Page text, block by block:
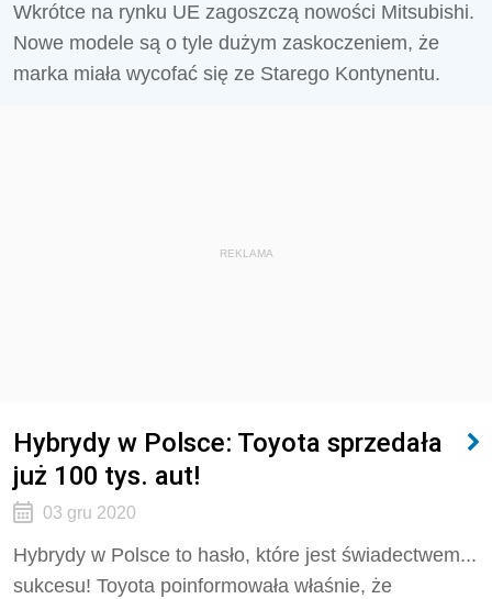
Wkrótce na rynku UE zagoszczą nowości Mitsubishi.
Nowe modele są o tyle dużym zaskoczeniem, że
marka miała wycofać się ze Starego Kontynentu.
REKLAMA
Hybrydy w Polsce: Toyota sprzedała
już 100 tys. aut!
03 gru 2020
Hybrydy w Polsce to hasło, które jest świadectwem...
sukcesu! Toyota poinformowała właśnie, że